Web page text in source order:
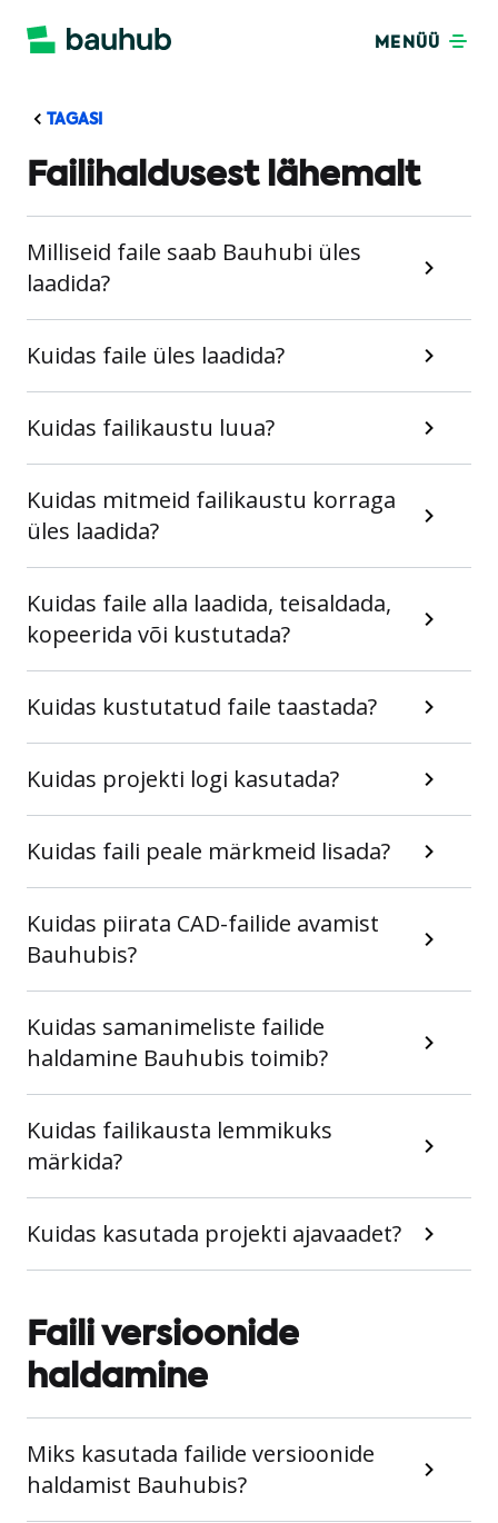
MENÜÜ
TAGASI
Failihaldusest lähemalt
Milliseid faile saab Bauhubi üles
laadida?
Kuidas faile üles laadida?
Kuidas failikaustu luua?
Kuidas mitmeid failikaustu korraga
üles laadida?
Kuidas faile alla laadida, teisaldada,
kopeerida või kustutada?
Kuidas kustutatud faile taastada?
Kuidas projekti logi kasutada?
Kuidas faili peale märkmeid lisada?
Kuidas piirata CAD-failide avamist
Bauhubis?
Kuidas samanimeliste failide
haldamine Bauhubis toimib?
Kuidas failikausta lemmikuks
märkida?
Kuidas kasutada projekti ajavaadet?
Faili versioonide
haldamine
Miks kasutada failide versioonide
haldamist Bauhubis?